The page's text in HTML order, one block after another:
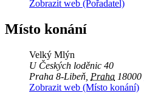
Zobrazit web (Pořadatel)
Místo konání
Velký Mlýn
U Českých loděnic 40
Praha 8-Libeň Praha 18000
Zobrazit web (Místo konání)